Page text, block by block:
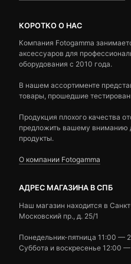
КОРОТКО О НАС
Компания Fotogamma
аксессуаров для
оборудования с 2010 года.
В нашем ассортименте
товары, прошедшие
Продукция плохого качества
предложить вашему вниманию
продукты.
О компании Fotogamma
АДРЕС МАГАЗИНА В СПБ
Наш магазин находится в
Московский пр., д. 25/1
Понедельник-пятница 11:00 —
Суббота и воскресенье 12:00